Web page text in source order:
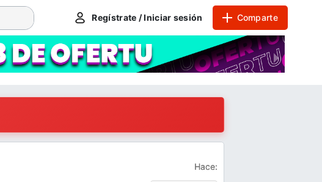
Regístrate / Iniciar sesión Comparte
Hace: